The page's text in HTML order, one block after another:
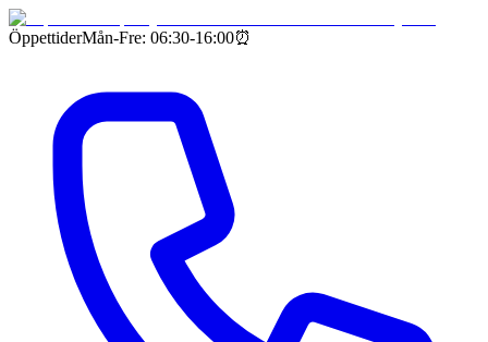
ÖppettiderMån-Fre: 06:30-16:00⏰